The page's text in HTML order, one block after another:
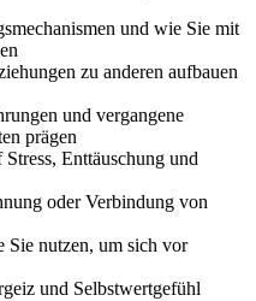
und wie Sie mit
zu anderen aufbauen
und vergangene
prägen
Enttäuschung und
oder Verbindung von
Sie nutzen, um sich vor
und Selbstwertgefühl